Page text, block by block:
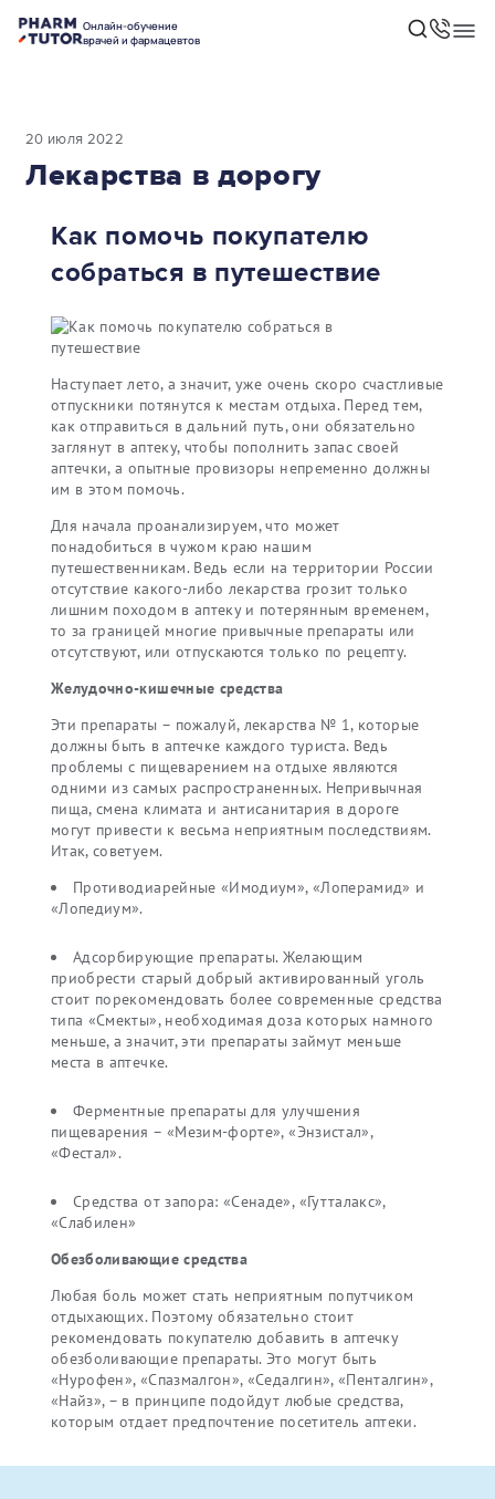
Онлайн-обучение
врачей и фармацевтов
20 июля 2022
Лекарства в дорогу
Как помочь покупателю
собраться в путешествие
Наступает лето, а значит, уже очень скоро счастливые
отпускники потянутся к местам отдыха. Перед тем,
как отправиться в дальний путь, они обязательно
заглянут в аптеку, чтобы пополнить запас своей
аптечки, а опытные провизоры непременно должны
им в этом помочь.
Для начала проанализируем, что может
понадобиться в чужом краю нашим
путешественникам. Ведь если на территории России
отсутствие какого-либо лекарства грозит только
лишним походом в аптеку и потерянным временем,
то за границей многие привычные препараты или
отсутствуют, или отпускаются только по рецепту.
Желудочно-кишечные средства
Эти препараты – пожалуй, лекарства № 1, которые
должны быть в аптечке каждого туриста. Ведь
проблемы с пищеварением на отдыхе являются
одними из самых распространенных. Непривычная
пища, смена климата и антисанитария в дороге
могут привести к весьма неприятным последствиям.
Итак, советуем.
Противодиарейные «Имодиум», «Лоперамид» и
«Лопедиум».
Адсорбирующие препараты. Желающим
приобрести старый добрый активированный уголь
стоит порекомендовать более современные средства
типа «Смекты», необходимая доза которых намного
меньше, а значит, эти препараты займут меньше
места в аптечке.
Ферментные препараты для улучшения
пищеварения – «Мезим-форте», «Энзистал»,
«Фестал».
Средства от запора: «Сенаде», «Гутталакс»,
«Слабилен»
Обезболивающие средства
Любая боль может стать неприятным попутчиком
отдыхающих. Поэтому обязательно стоит
рекомендовать покупателю добавить в аптечку
обезболивающие препараты. Это могут быть
«Нурофен», «Спазмалгон», «Седалгин», «Пенталгин»,
«Найз», – в принципе подойдут любые средства,
которым отдает предпочтение посетитель аптеки.